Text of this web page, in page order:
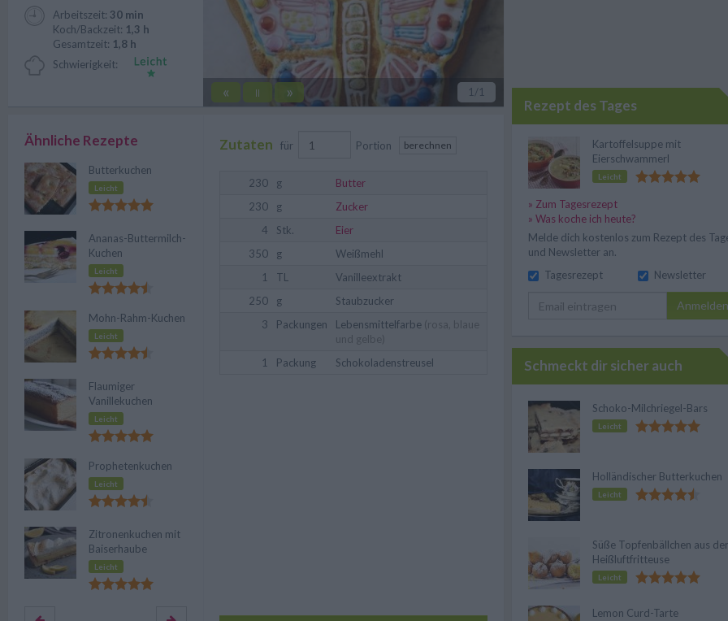
« || » 1 /1
Arbeitszeit: 30 min
Koch/Backzeit: 1,3 h
Gesamtzeit: 1,8 h
Schwierigkeit:
Zutaten für Portion berechnen
230 g
Butter
230
g
Zucker
4
Stk.
Eier
350
g
Weißmehl
1
TL
Vanilleextrakt
250
g
Staubzucker
3
Packungen Lebensmittelfarbe (rosa, blaue
und gelbe)
1
Packung Schokoladenstreusel
Ähnliche Rezepte
Butterkuchen
Leicht
Ananas-Buttermilch-
Kuchen
Leicht
Mohn-Rahm-Kuchen
Leicht
Flaumiger
Vanillekuchen
Leicht
Prophetenkuchen
Leicht
Zitronenkuchen mit
Baiserhaube
Leicht
Rezept des Tages
Kartoffelsuppe mit
Eierschwammerl
Leicht
» Zum Tagesrezept
» Was koche ich heute?
Melde dich kostenlos zum Rezept des
und Newsletter an.
Tagesrezept
Newsletter
Anmelden
Schmeckt dir sicher auch
Schoko-Milchriegel-Bars
Leicht
Holländischer Butterkuchen
Leicht
Süße Topfenbällchen aus der
Heißluftfritteuse
Leicht
Lemon Curd-Tarte